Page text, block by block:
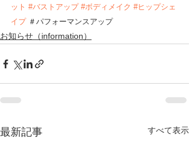
ット #バストアップ #ボディメイク #ヒップシェ
イプ ＃パフォーマンスアップ
お知らせ（information）
最新記事 すべて表示